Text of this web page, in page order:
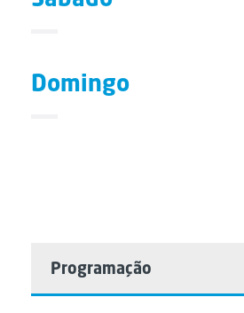
Domingo
Programação